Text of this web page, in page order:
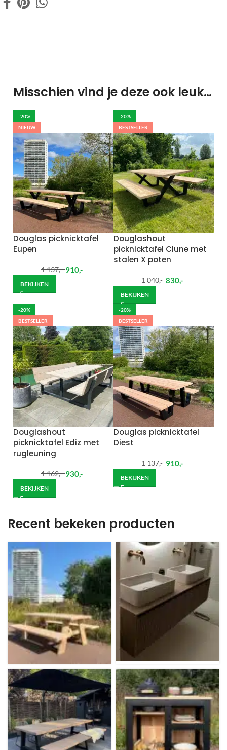
Misschien vind je deze ook leuk…
-20%
NIEUW
Douglas picknicktafel
Eupen
1 137,- 910,-
BEKIJKEN
-20%
BESTSELLER
Douglashout
picknicktafel Clune met
stalen X poten
1 040,- 830,-
BEKIJKEN
-20%
BESTSELLER
Douglashout
picknicktafel Ediz met
rugleuning
1 162,- 930,-
BEKIJKEN
-20%
BESTSELLER
Douglas picknicktafel
Diest
1 137,- 910,-
BEKIJKEN
Recent bekeken producten